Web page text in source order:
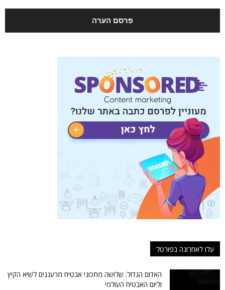
עלו לאחרונה בפורטל
האדום הגדול: שלושה מתכוני אבטיח מרעננים לשיא הקיץ
וליום האבטיח העולמי